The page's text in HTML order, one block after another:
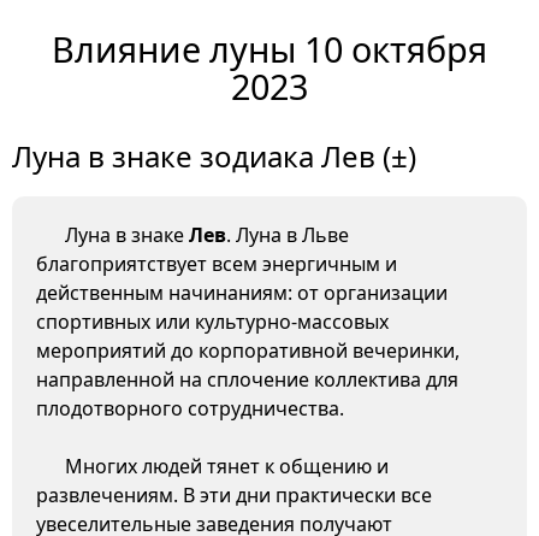
Влияние луны 10 октября
2023
Луна в знаке зодиака Лев (±)
Луна в знакеЛев. Луна в Льве
благоприятствует всем энергичным и
действенным начинаниям: от организации
спортивных или культурно-массовых
мероприятий до корпоративной вечеринки,
направленной на сплочение коллектива для
плодотворного сотрудничества.
Многих людей тянет к общению и
развлечениям. В эти дни практически все
увеселительные заведения получают